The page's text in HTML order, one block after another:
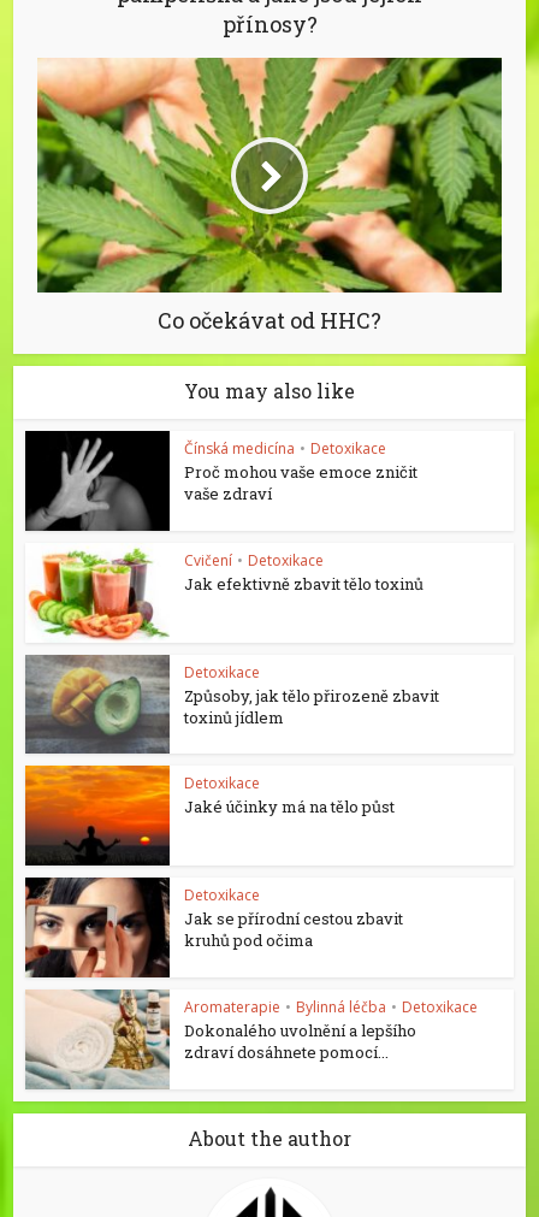
přínosy?
Co očekávat od HHC?
You may also like
Čínská medicína • Detoxikace
Proč mohou vaše emoce zničit
vaše zdraví
Cvičení • Detoxikace
Jak efektivně zbavit tělo toxinů
Detoxikace
Způsoby, jak tělo přirozeně zbavit
toxinů jídlem
Detoxikace
Jaké účinky má na tělo půst
Detoxikace
Jak se přírodní cestou zbavit
kruhů pod očima
Aromaterapie • Bylinná léčba • Detoxikace
Dokonalého uvolnění a lepšího
zdraví dosáhnete pomocí...
About the author